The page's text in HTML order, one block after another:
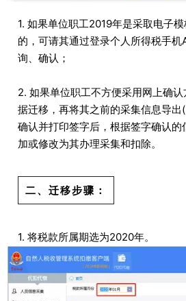
1. 如果单位职工2019年是采取电子
的，可请其通过登录个人所得税手机
询、确认；
2. 如果单位职工不方便采用网上确
据迁移，再将其之前的采集信息导
确认并打印签字后，根据签字确认
加或修改为其办理采集和扣除。
二、迁移步骤：
1. 将税款所属期选为2020年。